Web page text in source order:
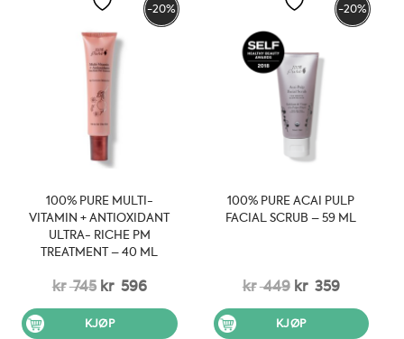
-20%
100% PURE MULTI-
VITAMIN + ANTIOXIDANT
ULTRA- RICHE PM
TREATMENT – 40 ML
kr 745 Opprinnelig
pris
var:
kr 596Nåværende
pris
KJØP
-20%
100% PURE ACAI PULP
FACIAL SCRUB – 59 ML
kr 449 Opprinnelig
pris
var:
kr 359
pris
KJØP